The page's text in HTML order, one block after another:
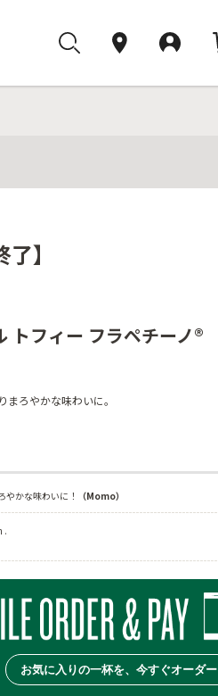
】
トフィー フラペチーノ®
ろやかな味わいに。
やかな味わいに！ （Momo）
.
お気に入りの一杯を、今すぐオーダー